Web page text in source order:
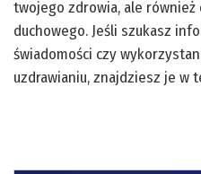
twojego zdrowia, ale
duchowego. Jeśli szukasz
świadomości czy
uzdrawianiu, znajdziesz je w